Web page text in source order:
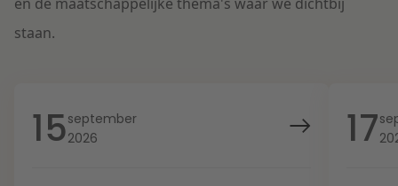
staan.
15september
2026
17